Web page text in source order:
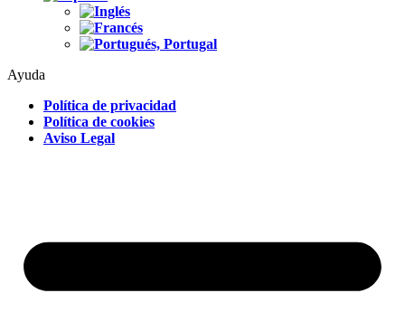
Ayuda
Política de privacidad
Política de cookies
Aviso Legal